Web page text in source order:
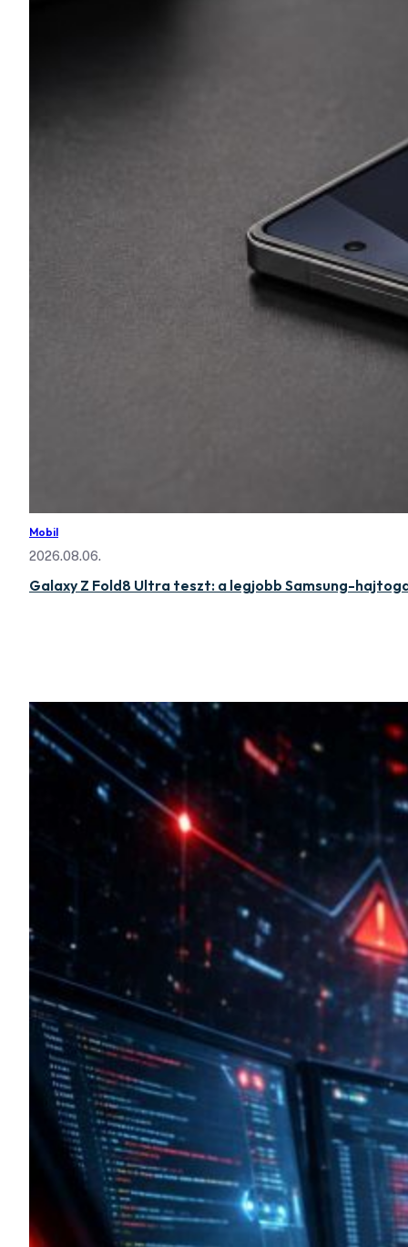
Mobil
2026.08.06.
Galaxy Z Fold8 Ultra teszt: a legjobb Samsung-